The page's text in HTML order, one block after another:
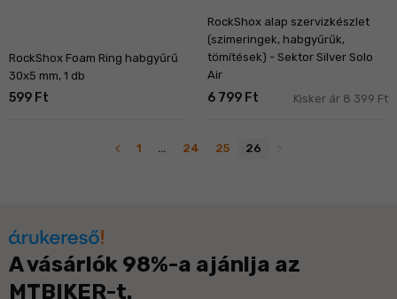
RockShox Foam Ring habgyűrű
30x5 mm, 1 db
599 Ft
RockShox alap szervizkészlet
(szimeringek, habgyűrűk,
tömítések) - Sektor Silver Solo
Air
6 799 Ft Kisker ár 8 399 Ft
navigate_before 1 … 24 25 26
A vásárlók 98%-a ajánlja az
MTBIKER-t.